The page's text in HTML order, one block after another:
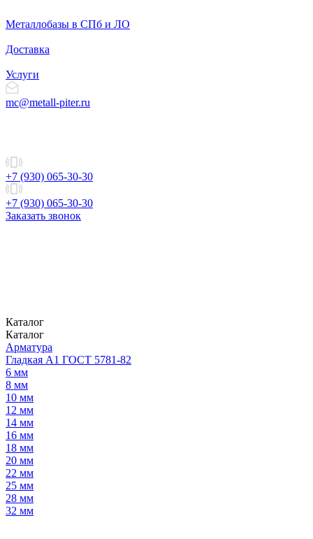
Металлобазы в СПб и ЛО
Доставка
Услуги
mc@metall-piter.ru
+7 (930) 065-30-30
+7 (930) 065-30-30
Заказать звонок
Каталог
Каталог
Арматура
Гладкая А1 ГОСТ 5781-82
6 мм
8 мм
10 мм
12 мм
14 мм
16 мм
18 мм
20 мм
22 мм
25 мм
28 мм
32 мм